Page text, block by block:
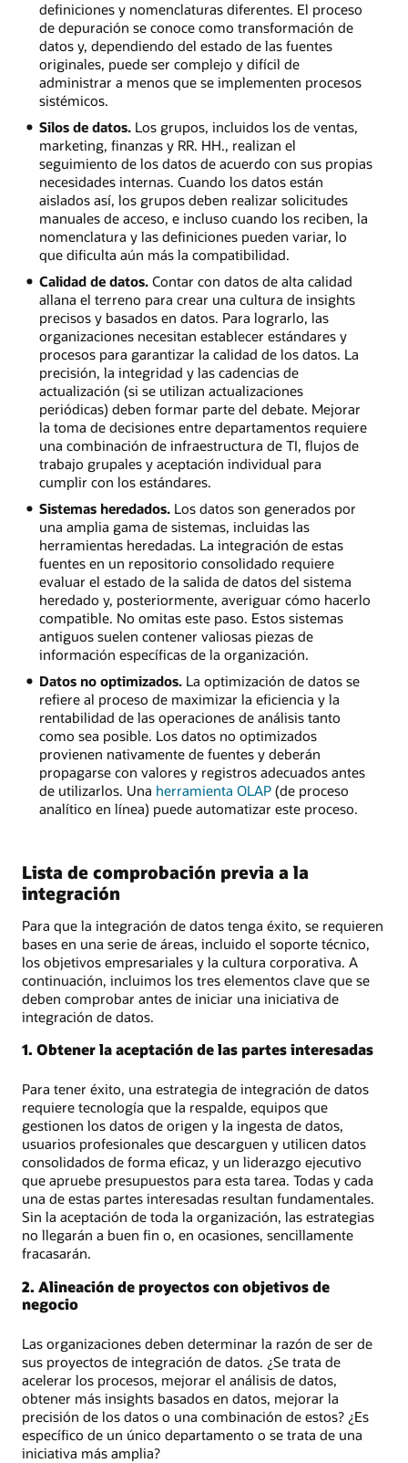
definiciones y nomenclaturas diferentes. El proceso
de depuración se conoce como transformación de
datos y, dependiendo del estado de las fuentes
originales, puede ser complejo y difícil de
administrar a menos que se implementen procesos
sistémicos.
Silos de datos.Los grupos, incluidos los de ventas,
marketing, finanzas y RR. HH., realizan el
seguimiento de los datos de acuerdo con sus propias
necesidades internas. Cuando los datos están
aislados así, los grupos deben realizar solicitudes
manuales de acceso, e incluso cuando los reciben, la
nomenclatura y las definiciones pueden variar, lo
que dificulta aún más la compatibilidad.
Calidad de datos.Contar con datos de alta calidad
allana el terreno para crear una cultura de insights
precisos y basados en datos. Para lograrlo, las
organizaciones necesitan establecer estándares y
procesos para garantizar la calidad de los datos. La
precisión, la integridad y las cadencias de
actualización (si se utilizan actualizaciones
periódicas) deben formar parte del debate. Mejorar
la toma de decisiones entre departamentos requiere
una combinación de infraestructura de TI, flujos de
trabajo grupales y aceptación individual para
cumplir con los estándares.
Sistemas heredados.Los datos son generados por
una amplia gama de sistemas, incluidas las
herramientas heredadas. La integración de estas
fuentes en un repositorio consolidado requiere
evaluar el estado de la salida de datos del sistema
heredado y, posteriormente, averiguar cómo hacerlo
compatible. No omitas este paso. Estos sistemas
antiguos suelen contener valiosas piezas de
información específicas de la organización.
Datos no optimizados.La optimización de datos se
refiere al proceso de maximizar la eficiencia y la
rentabilidad de las operaciones de análisis tanto
como sea posible. Los datos no optimizados
provienen nativamente de fuentes y deberán
propagarse con valores y registros adecuados antes
de utilizarlos. Una herramienta OLAP(de proceso
analítico en línea) puede automatizar este proceso.
Lista de comprobación previa a la
integración
Para que la integración de datos tenga éxito, se requieren
bases en una serie de áreas, incluido el soporte técnico,
los objetivos empresariales y la cultura corporativa. A
continuación, incluimos los tres elementos clave que se
deben comprobar antes de iniciar una iniciativa de
integración de datos.
1. Obtener la aceptación de las partes interesadas
Para tener éxito, una estrategia de integración de datos
requiere tecnología que la respalde, equipos que
gestionen los datos de origen y la ingesta de datos,
usuarios profesionales que descarguen y utilicen datos
consolidados de forma eficaz, y un liderazgo ejecutivo
que apruebe presupuestos para esta tarea. Todas y cada
una de estas partes interesadas resultan fundamentales.
Sin la aceptación de toda la organización, las estrategias
no llegarán a buen fin o, en ocasiones, sencillamente
fracasarán.
2. Alineación de proyectos con objetivos de
negocio
Las organizaciones deben determinar la razón de ser de
sus proyectos de integración de datos. ¿Se trata de
acelerar los procesos, mejorar el análisis de datos,
obtener más insights basados en datos, mejorar la
precisión de los datos o una combinación de estos? ¿Es
específico de un único departamento o se trata de una
iniciativa más amplia?